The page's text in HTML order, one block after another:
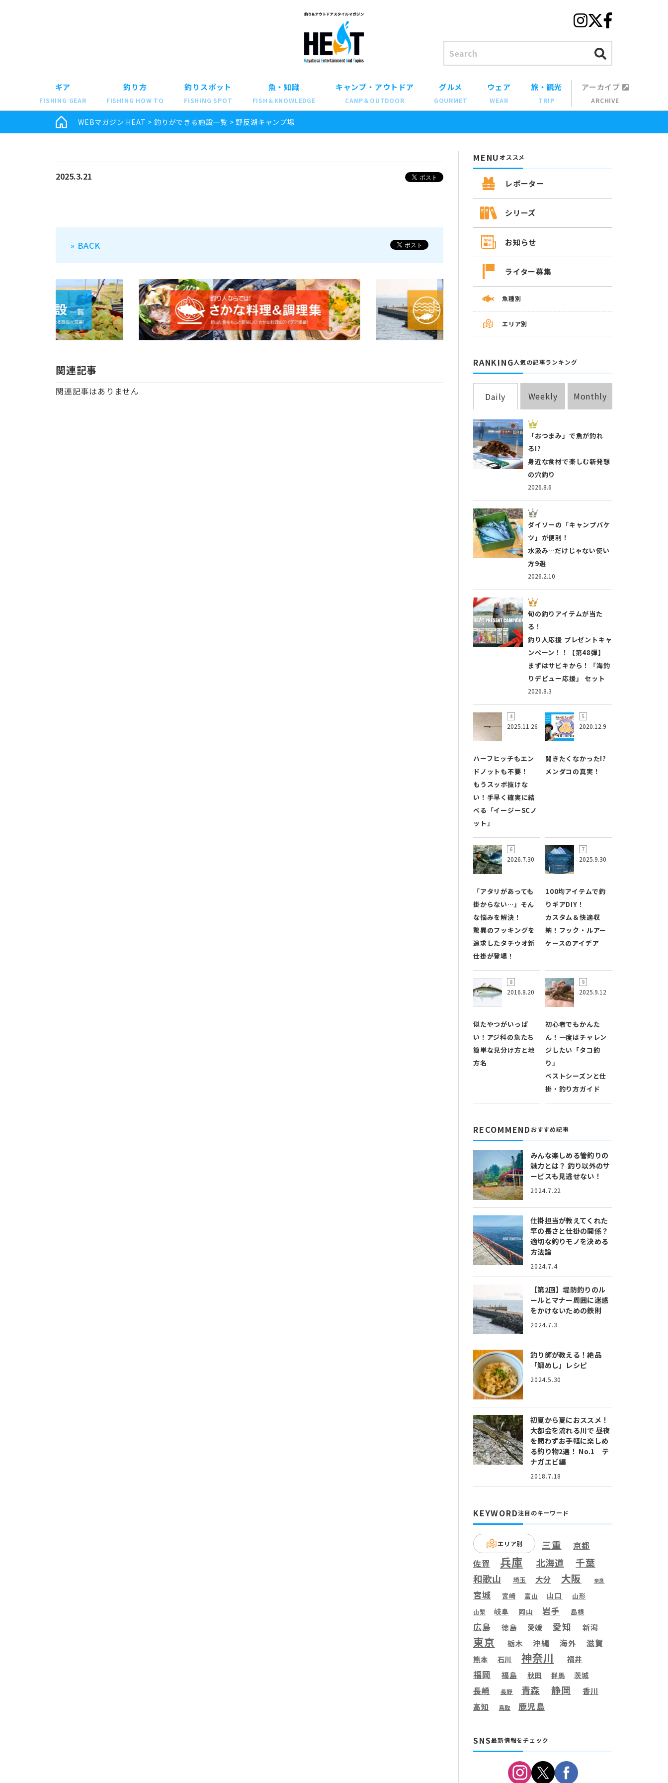
ギア
FISHING GEAR
釣り方
FISHING HOW TO
釣りスポット
FISHING SPOT
魚・知識
FISH＆KNOWLEDGE
キャンプ・アウトドア
CAMP＆OUTDOOR
グルメ
GOURMET
ウェア
WEAR
旅・観光
TRIP
アーカイブ
ARCHIVE
WEBマガジン HEAT >釣りができる施設一覧 > 野反湖キャンプ場
2025.3.21
» BACK
関連記事
関連記事はありません
MENUオススメ
レポーター
シリーズ
お知らせ
ライター募集
魚種別
エリア別
RANKING人気の記事ランキング
Daily Weekly Monthly
2026.8.6
「おつまみ」で魚が釣れ
る!?
身近な食材で楽しむ新発想
の穴釣り
2026.2.10
ダイソーの「キャンプバケ
ツ」が便利！
水汲み…だけじゃない使い
方9選
2026.8.3
旬の釣りアイテムが当た
る！
釣り人応援 プレゼントキャ
ンペーン！！【第48弾】
まずはサビキから！「海釣
りデビュー応援」 セット
2025.11.26
ハーフヒッチもエン
ドノットも不要！
もうスッポ抜けな
い！手早く確実に結
べる「イージーSCノ
ット」
2020.12.9
聞きたくなかった!?
メンダコの真実！
2026.7.30
「アタリがあっても
掛からない…」そん
な悩みを解決！
驚異のフッキングを
追求したタチウオ新
仕掛が登場！
2025.9.30
100均アイテムで釣
りギアDIY！
カスタム＆快適収
納！フック・ルアー
ケースのアイデア
2016.8.20
似たやつがいっぱ
い！アジ科の魚たち
簡単な見分け方と地
方名
2025.9.12
初心者でもかんた
ん！一度はチャレン
ジしたい「タコ釣
り」
ベストシーズンと仕
掛・釣り方ガイド
RECOMMEND おすすめ記事
みんな楽しめる管釣りの
魅力とは？ 釣り以外のサ
ービスも見逃せない！
2024.7.22
仕掛担当が教えてくれた
竿の長さと仕掛の関係？
適切な釣りモノを決める
方法論
2024.7.4
【第2回】堤防釣りのル
ールとマナー周囲に迷惑
をかけないための鉄則
2024.7.3
釣り師が教える！絶品
「鯛めし」レシピ
2024.5.30
初夏から夏におススメ！
大都会を流れる川で 昼夜
を問わずお手軽に楽しめ
る釣り物2選！ No.1 テ
ナガエビ編
2018.7.18
KEYWORD注目のキーワード
エリア別 三重 京都
佐賀 兵庫 北海道 千葉
和歌山 埼玉 大分 大阪 奈良
宮城 宮崎 富山 山口 山形
山梨 岐阜 岡山 岩手 島根
広島 徳島 愛媛 愛知 新潟
東京 栃木 沖縄 海外 滋賀
熊本 石川 神奈川 福井
福岡 福島 秋田 群馬 茨城
長崎 長野 青森 静岡 香川
高知 鳥取 鹿児島
SNS最新情報をチェック